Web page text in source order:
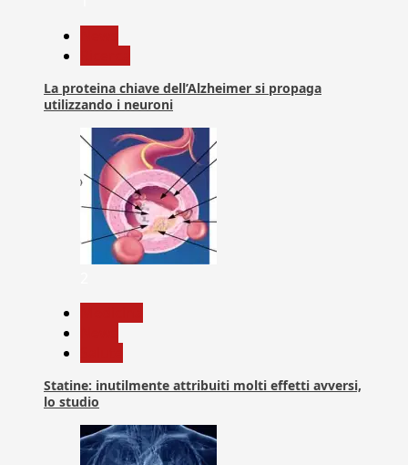
La proteina chiave dell’Alzheimer si propaga
utilizzando i neuroni
Statine: inutilmente attribuiti molti effetti avversi,
lo studio